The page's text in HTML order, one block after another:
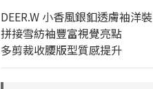
DEER.W 小香風銀釦透膚袖洋裝
拼接雪紡袖豐富視覺亮點
多剪裁收腰版型質感提升